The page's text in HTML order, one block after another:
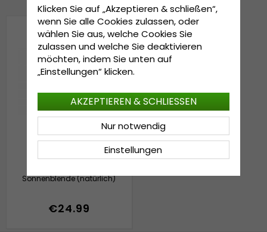
Sonnenblende (natürlich)
€24.99
Klicken Sie auf „Akzeptieren & schließen“,
wenn Sie alle Cookies zulassen, oder
wählen Sie aus, welche Cookies Sie
zulassen und welche Sie deaktivieren
möchten, indem Sie unten auf
„Einstellungen“ klicken.
Einstellungen
Nur notwendig
AKZEPTIEREN & SCHLIESSEN